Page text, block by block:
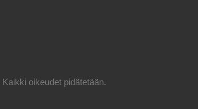
oikeudet pidätetään.